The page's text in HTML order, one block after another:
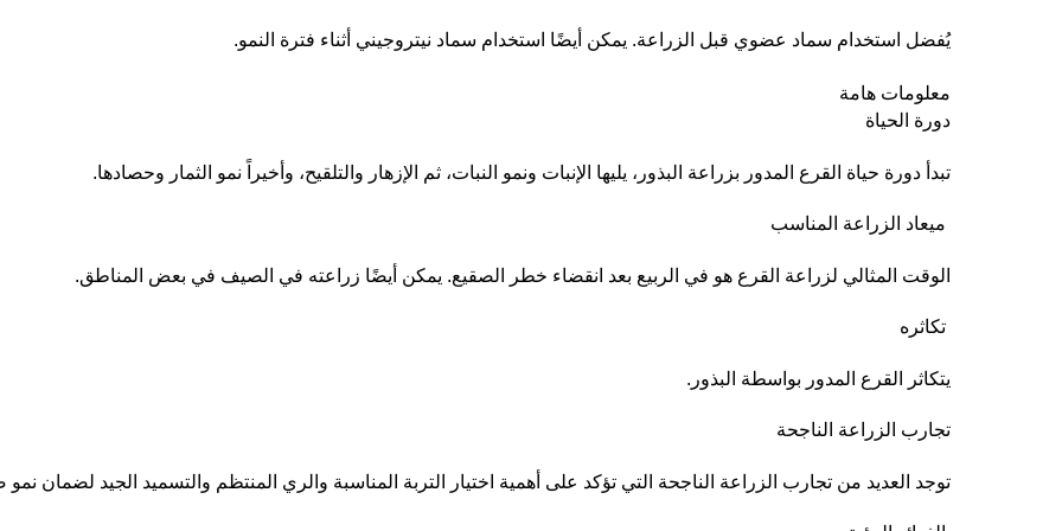
يُفضل استخدام سماد عضوي قبل الزراعة. يمكن أيضًا استخدام سماد نيتروجيني أثناء فترة النمو.
معلومات هامة
دورة الحياة
تبدأ دورة حياة القرع المدور بزراعة البذور، يليها الإنبات ونمو النبات، ثم الإزهار والتلقيح، وأخيراً نمو الثمار وحصادها.
ميعاد الزراعة المناسب
الوقت المثالي لزراعة القرع هو في الربيع بعد انقضاء خطر الصقيع. يمكن أيضًا زراعته في الصيف في بعض المناطق.
تكاثره
يتكاثر القرع المدور بواسطة البذور.
تجارب الزراعة الناجحة
توجد العديد من تجارب الزراعة الناجحة التي تؤكد على أهمية اختيار التربة المناسبة والري المنتظم والتسميد الجيد لضمان